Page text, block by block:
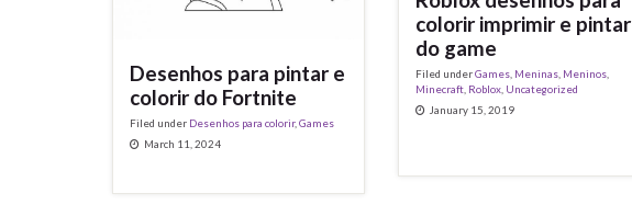
Desenhos para pintar e
colorir do Fortnite
Filed under Desenhos para colorir, Games
March 11, 2024
colorir imprimir e pintar
do game
Filed underGames, Meninas, Meninos,
Minecraft, Roblox, Uncategorized
January 15, 2019